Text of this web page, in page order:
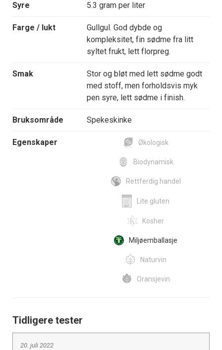
Syre 5.3 gram per liter
Farge / lukt
Gullgul. God dybde og
kompleksitet, fin sødme fra litt
syltet frukt, lett florpreg.
Smak
Stor og bløt med lett sødme godt
med stoff, men forholdsvis myk
pen syre, lett sødme i finish.
Bruksområde Spekeskinke
Egenskaper Økologisk
Biodynamisk
Rettferdig handel
Lite gluten
Kosher
Miljøemballasje
Naturvin
Oransjevin
Tidligere tester
20. juli 2022